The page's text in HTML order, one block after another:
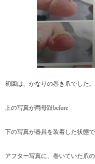
初回は、かなりの巻き爪でした。
上の写真が両母趾before
下の写真が器具を装着した状態で
アフター写真に、巻いていた爪